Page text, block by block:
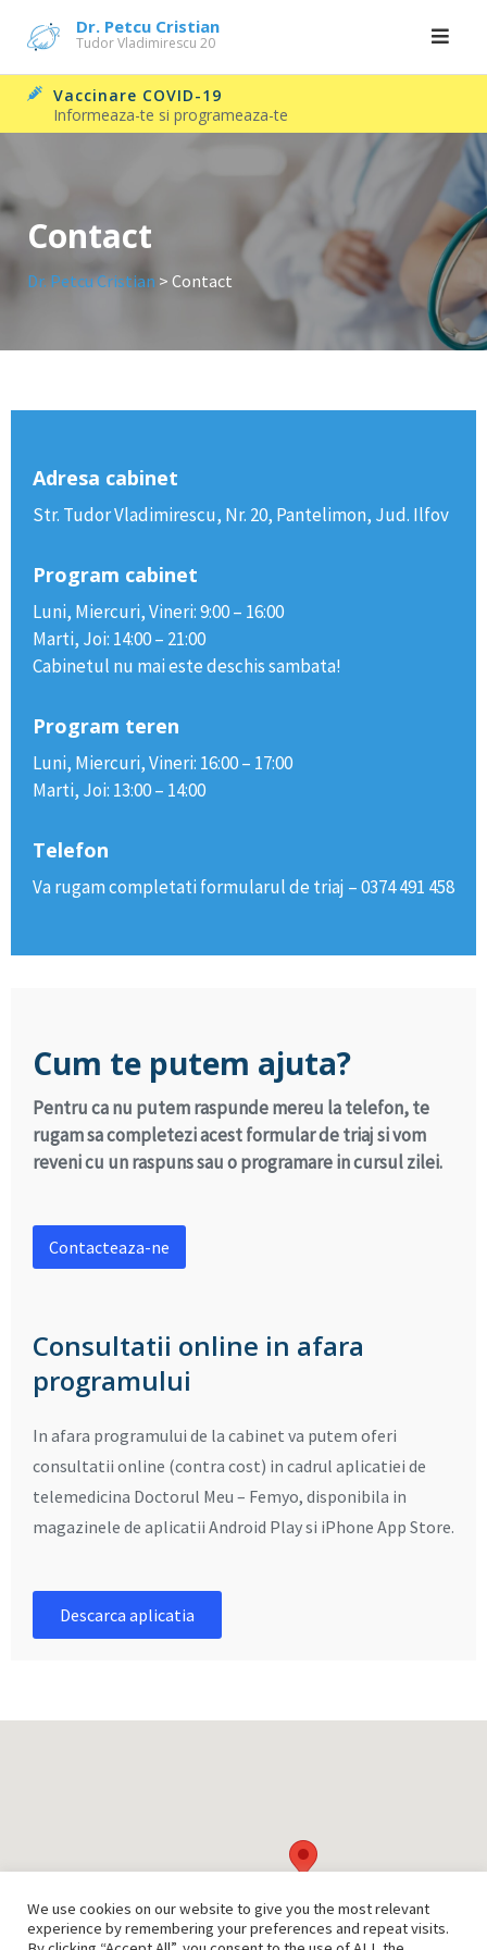
content
Dr. Petcu Cristian
Tudor Vladimirescu 20
Vaccinare COVID-19
Informeaza-te si programeaza-te
Contact
Dr. Petcu Cristian > Contact
Adresa cabinet
Str. Tudor Vladimirescu, Nr. 20, Pantelimon, Jud. Ilfov
Program cabinet
Luni, Miercuri, Vineri: 9:00 – 16:00
Marti, Joi: 14:00 – 21:00
Cabinetul nu mai este deschis sambata!
Program teren
Luni, Miercuri, Vineri: 16:00 – 17:00
Marti, Joi: 13:00 – 14:00
Telefon
Va rugam completati formularul de triaj – 0374 491 458
Cum te putem ajuta?
Pentru ca nu putem raspunde mereu la telefon, te
rugam sa completezi acest formular de triaj si vom
reveni cu un raspuns sau o programare in cursul zilei.
Contacteaza-ne
Consultatii online in afara
programului
In afara programului de la cabinet va putem oferi
consultatii online (contra cost) in cadrul aplicatiei de
telemedicina Doctorul Meu – Femyo, disponibila in
magazinele de aplicatii Android Play si iPhone App Store.
Descarca aplicatia
We use cookies on our website to give you the most relevant
experience by remembering your preferences and repeat visits.